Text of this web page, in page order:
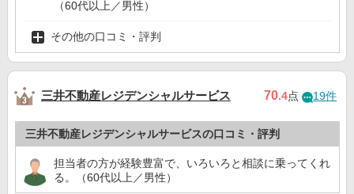
（60代以上／男性）
その他の口コミ・評判
三井不動産レジデンシャルサービス 70.4点 19件
三井不動産レジデンシャルサービスの口コミ・評判
担当者の方が経験豊富で、いろいろと相談に乗ってくれ
る。（60代以上／男性）